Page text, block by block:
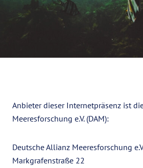
Anbieter dieser Internetpräsenz ist
Meeresforschung e.V. (DAM):
Deutsche Allianz Meeresforschung
Markgrafenstraße 22